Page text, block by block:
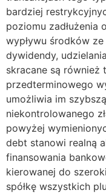
bardziej
poziomu zadłużenia
wypływu środków
dywidendy,
skracane są również
przedterminowego
umożliwia im
niekontrolowanego
powyżej
debt stanowi realną
finansowania
kierowanej do
spółkę wszystkich